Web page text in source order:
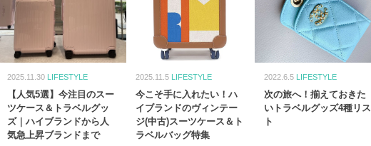
2025.11.30 LIFESTYLE
【人気5選】今注目のスー
ツケース＆トラベルグッ
ズ｜ハイブランドから人
気急上昇ブランドまで
2025.11.5 LIFESTYLE
今こそ手に入れたい！ハ
イブランドのヴィンテー
ジ(中古)スーツケース＆ト
ラベルバッグ特集
2022.6.5 LIFESTYLE
次の旅へ！揃えておきた
いトラベルグッズ4種リス
ト